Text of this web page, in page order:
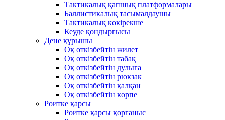
Тактикалық қапшық платформалары
Баллистикалық тасымалдаушы
Тактикалық көкірекше
Кеуде қондырғысы
Дене құрышы
Оқ өткізбейтін жилет
Оқ өткізбейтін табақ
Оқ өткізбейтін дулыға
Оқ өткізбейтін рюкзак
Оқ өткізбейтін қалқан
Оқ өткізбейтін көрпе
Роитке қарсы
Роитке қарсы қорғаныс